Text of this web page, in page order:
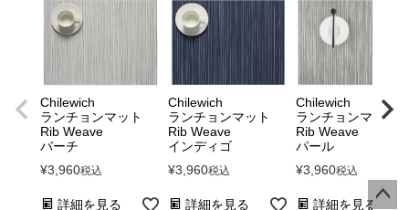
Chilewich
ランチョンマット
Rib Weave
バーチ
¥3,960税込
詳細を見る
Chilewich
ランチョンマット
Rib Weave
インディゴ
¥3,960税込
詳細を見る
Chilewich
ランチョンマット
Rib Weave
パール
¥3,960税込
詳細を見る